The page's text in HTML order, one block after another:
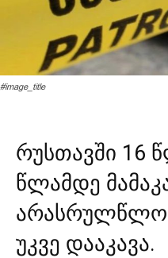
#image_title
რუს­თავ­ში 16
წლამ­დე
უკვე და­ა­კა­ვა.